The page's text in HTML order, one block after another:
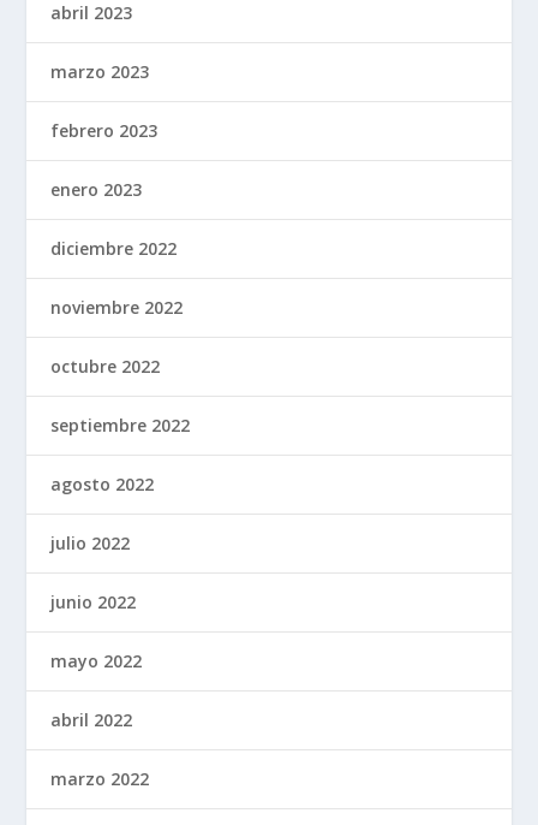
abril 2023
marzo 2023
febrero 2023
enero 2023
diciembre 2022
noviembre 2022
octubre 2022
septiembre 2022
agosto 2022
julio 2022
junio 2022
mayo 2022
abril 2022
marzo 2022